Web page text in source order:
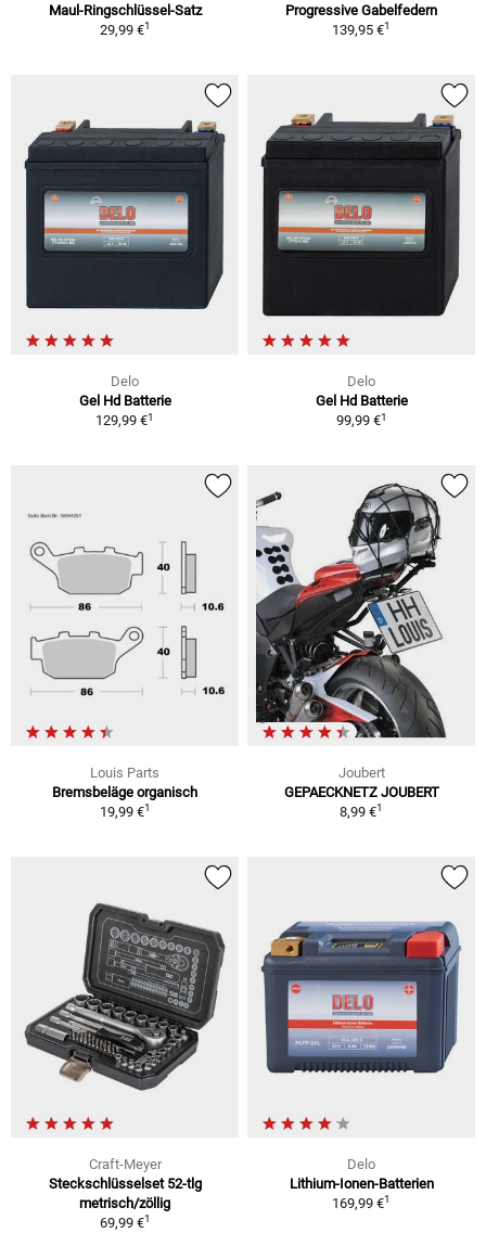
Maul-Ringschlüssel-Satz
29,99 €1
Progressive Gabelfedern
139,95 €1
Delo
Gel Hd Batterie
129,99 €1
Delo
Gel Hd Batterie
99,99 €1
Louis Parts
Bremsbeläge organisch
19,99 €1
Joubert
GEPAECKNETZ JOUBERT
8,99 €1
Craft-Meyer
Steckschlüsselset 52-tlg
metrisch/zöllig
69,99 €1
Delo
Lithium-Ionen-Batterien
169,99 €1